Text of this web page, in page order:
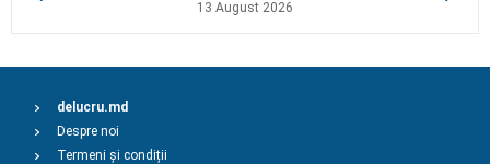
13 August 2026
delucru.md
Despre noi
Termeni și condiții